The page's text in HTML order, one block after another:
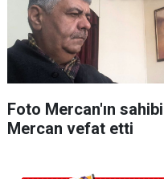
Foto Mercan'ın
Mercan vefat etti